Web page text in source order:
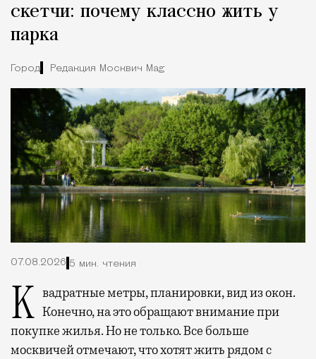
скетчи: почему классно жить у
парка
Город Редакция Москвич Mag
07.08.2026 5 мин. чтения
Квадратные метры, планировки, вид из окон. Конечно, на это обращают внимание при
покупке жилья. Но не только. Все больше
москвичей отмечают, что хотят жить рядом с